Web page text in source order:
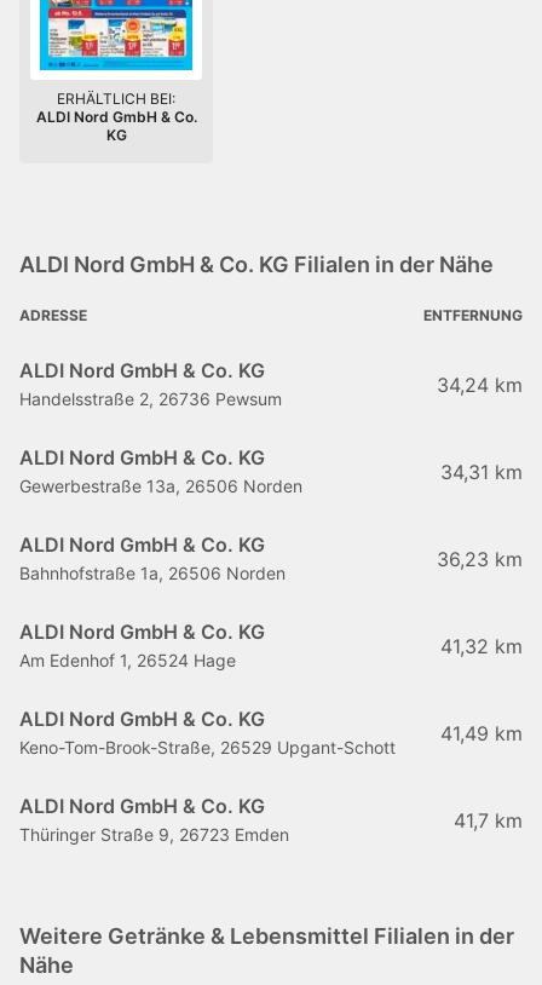
ERHÄLTLICH BEI:
ALDI Nord GmbH & Co.
KG
ALDI Nord GmbH & Co. KG Filialen in der Nähe
ADRESSE ENTFERNUNG
ALDI Nord GmbH & Co. KG
Handelsstraße 2, 26736 Pewsum
34,24 km
ALDI Nord GmbH & Co. KG
Gewerbestraße 13a, 26506 Norden
34,31 km
ALDI Nord GmbH & Co. KG
Bahnhofstraße 1a, 26506 Norden
36,23 km
ALDI Nord GmbH & Co. KG
Am Edenhof 1, 26524 Hage
41,32 km
ALDI Nord GmbH & Co. KG
Keno-Tom-Brook-Straße, 26529 Upgant-Schott
41,49 km
ALDI Nord GmbH & Co. KG
Thüringer Straße 9, 26723 Emden
41,7 km
Weitere Getränke & Lebensmittel Filialen in der
Nähe